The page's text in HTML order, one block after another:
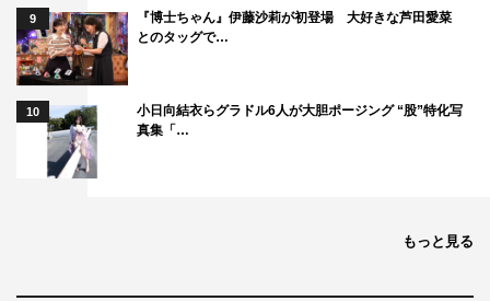
9
『博士ちゃん』伊藤沙莉が初登場 大好きな芦田愛菜
とのタッグで…
10
小日向結衣らグラドル6人が大胆ポージング “股”特化写
真集「…
もっと見る